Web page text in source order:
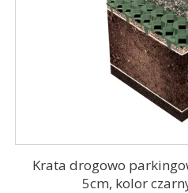
Krata drogowo
5cm, kolor